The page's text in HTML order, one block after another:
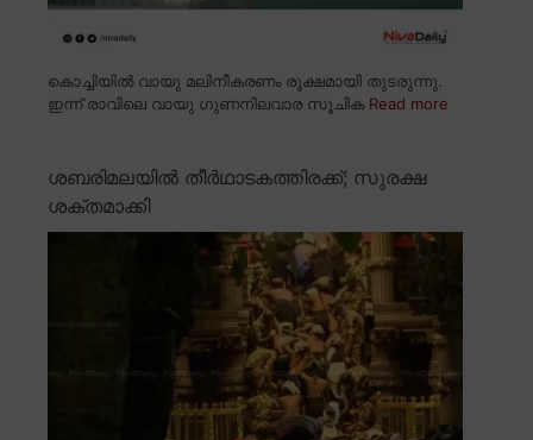
കൊച്ചിയിൽ വായു മലിനീകരണം രൂക്ഷമായി തുടരുന്നു.
ഇന്ന് രാവിലെ വായു ഗുണനിലവാര സൂചിക Read more
ശബരിമലയിൽ തീർഥാടകത്തിരക്ക്; സുരക്ഷ
ശക്തമാക്കി